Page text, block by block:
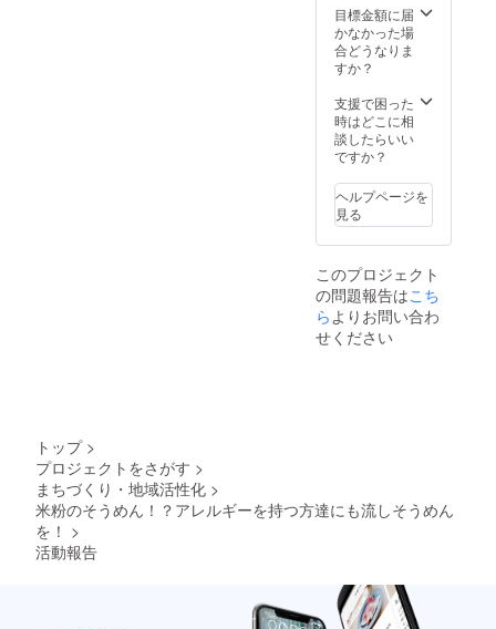
にもお
すすめ
です。
さいま
せ。 イ
ベント
詳細、
後日打
合せさ
せて頂
きま
目標金額に届
かなかった場
合どうなりま
すか？
支援で困った
時はどこに相
談したらいい
ですか？
ヘルプページを
見る
このプロジェクト
の問題報告はこち
らよりお問い合わ
せください
トップ >
プロジェクトをさがす >
まちづくり・地域活性化 >
米粉のそうめん！？アレルギーを持つ方達にも流しそうめん
を！ >
活動報告